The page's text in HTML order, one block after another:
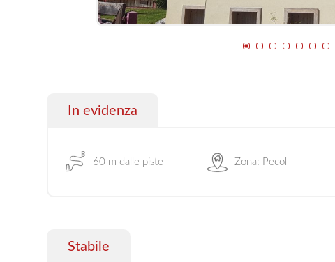
In evidenza
60 m dalle piste Zona: Pecol
Stabile